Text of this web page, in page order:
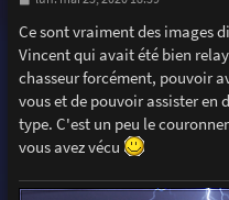
s
s
a
e
Ce sont vraiment des images
Vincent qui avait été bien
chasseur forcément, pouvoir
vous et de pouvoir assister en
type. C'est un peu le
vous avez vécu